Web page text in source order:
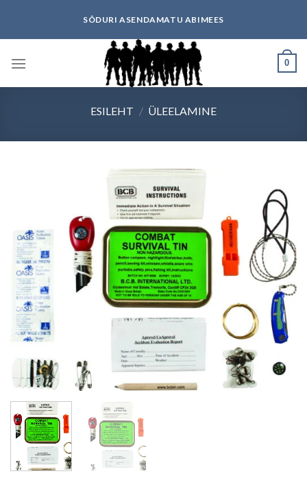
content
SÕDURI ASENDAMATU ABIMEES
0
ESILEHT / ÜLEELAMINE